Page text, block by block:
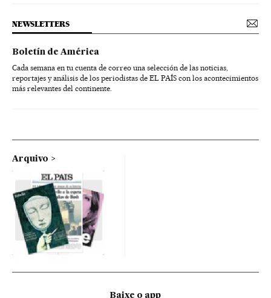
NEWSLETTERS
Boletín de América
Cada semana en tu cuenta de correo una selección de las noticias,
reportajes y análisis de los periodistas de EL PAÍS con los acontecimientos
más relevantes del continente.
Arquivo
Baixe o app